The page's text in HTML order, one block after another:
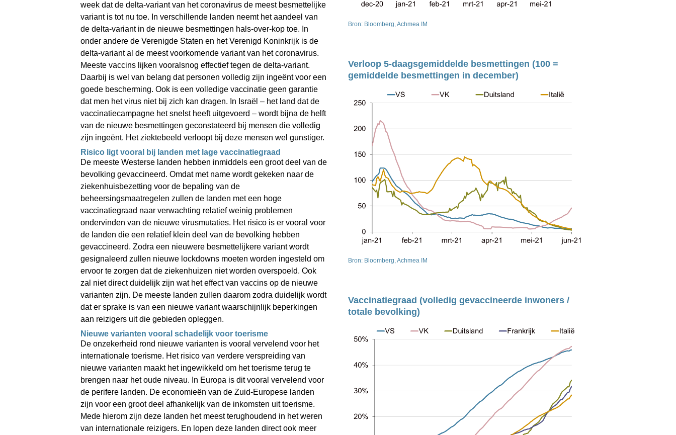
week dat de delta-variant van het coronavirus de meest besmettelijke
variant is tot nu toe. In verschillende landen neemt het aandeel van
de delta-variant in de nieuwe besmettingen hals-over-kop toe. In
onder andere de Verenigde Staten en het Verenigd Koninkrijk is de
delta-variant al de meest voorkomende variant van het coronavirus.
Meeste vaccins lijken vooralsnog effectief tegen de delta-variant.
Daarbij is wel van belang dat personen volledig zijn ingeënt voor een
goede bescherming. Ook is een volledige vaccinatie geen garantie
dat men het virus niet bij zich kan dragen. In Israël – het land dat de
vaccinatiecampagne het snelst heeft uitgevoerd – wordt bijna de helft
van de nieuwe besmettingen geconstateerd bij mensen die volledig
zijn ingeënt. Het ziektebeeld verloopt bij deze mensen wel gunstiger.
Risico ligt vooral bij landen met lage vaccinatiegraad
De meeste Westerse landen hebben inmiddels een groot deel van de
bevolking gevaccineerd. Omdat met name wordt gekeken naar de
ziekenhuisbezetting voor de bepaling van de
beheersingsmaatregelen zullen de landen met een hoge
vaccinatiegraad naar verwachting relatief weinig problemen
ondervinden van de nieuwe virusmutaties. Het risico is er vooral voor
de landen die een relatief klein deel van de bevolking hebben
gevaccineerd. Zodra een nieuwere besmettelijkere variant wordt
gesignaleerd zullen nieuwe lockdowns moeten worden ingesteld om
ervoor te zorgen dat de ziekenhuizen niet worden overspoeld. Ook
zal niet direct duidelijk zijn wat het effect van vaccins op de nieuwe
varianten zijn. De meeste landen zullen daarom zodra duidelijk wordt
dat er sprake is van een nieuwe variant waarschijnlijk beperkingen
aan reizigers uit die gebieden opleggen.
Nieuwe varianten vooral schadelijk voor toerisme
De onzekerheid rond nieuwe varianten is vooral vervelend voor het
internationale toerisme. Het risico van verdere verspreiding van
nieuwe varianten maakt het ingewikkeld om het toerisme terug te
brengen naar het oude niveau. In Europa is dit vooral vervelend voor
de perifere landen. De economieën van de Zuid-Europese landen
zijn voor een groot deel afhankelijk van de inkomsten uit toerisme.
Mede hierom zijn deze landen het meest terughoudend in het weren
van internationale reizigers. En lopen deze landen direct ook meer
Bron: Bloomberg, Achmea IM
Verloop 5-daagsgemiddelde besmettingen (100 =
gemiddelde besmettingen in december)
Bron: Bloomberg, Achmea IM
Vaccinatiegraad (volledig gevaccineerde inwoners /
totale bevolking)